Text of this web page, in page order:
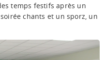
temps festifs après un
chants et un sporz, un